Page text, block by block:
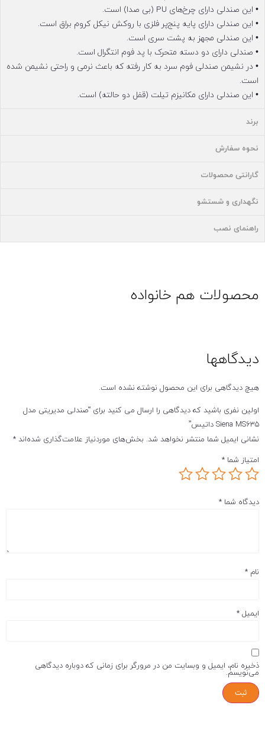
• این صندلی دارای چرخ‌های PU (بی صدا) است.
• این صندلی دارای پایه پنج‌پر فلزی با روکش نیکل کروم براق است.
• این صندلی مجهز به پشت سری است.
• صندلی دارای دو دسته متحرک با پد فوم انتگرال است.
• در نشیمن صندلی فوم سرد به کار رفته که باعث نرمی و راحتی نشیمن شده
است.
• این صندلی دارای مکانیزم تیلت (قفل دو حالته) است.
برند
نحوه سفارش
گارانتی محصولات
نگهداری و شستشو
راهنمای نصب
محصولات هم خانواده
دیدگاهها
هیچ دیدگاهی برای این محصول نوشته نشده است.
اولین نفری باشید که دیدگاهی را ارسال می کنید برای “صندلی مدیریتی مدل
Siena MS635 داتیس”
نشانی ایمیل شما منتشر نخواهد شد. بخش‌های موردنیاز علامت‌گذاری شده‌اند *
امتیاز شما *
دیدگاه شما *
نام *
ایمیل *
ذخیره نام، ایمیل و وبسایت من در مرورگر برای زمانی که دوباره دیدگاهی
می‌نویسم.